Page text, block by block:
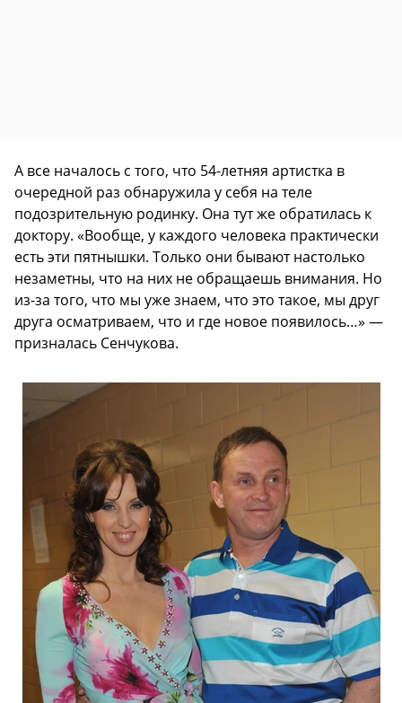
А все началось с того, что 54-летняя артистка в
очередной раз обнаружила у себя на теле
подозрительную родинку. Она тут же обратилась к
доктору. «Вообще, у каждого человека практически
есть эти пятнышки. Только они бывают настолько
незаметны, что на них не обращаешь внимания. Но
из-за того, что мы уже знаем, что это такое, мы друг
друга осматриваем, что и где новое появилось…» —
призналась Сенчукова.